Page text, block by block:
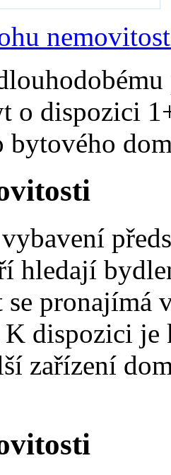
o dispozici
bytového
hledají
pronajímá
dispozici je
zařízení